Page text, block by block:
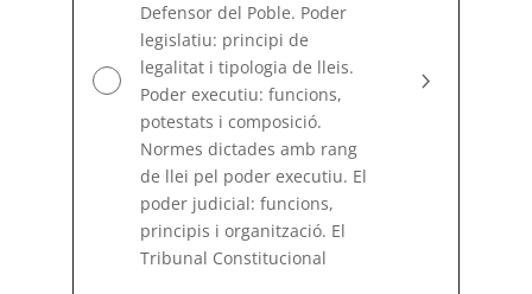
Defensor del Poble. Poder
legislatiu: principi de
legalitat i tipologia de lleis.
Poder executiu: funcions,
potestats i composició.
Normes dictades amb rang
de llei pel poder executiu. El
poder judicial: funcions,
principis i organització. El
Tribunal Constitucional